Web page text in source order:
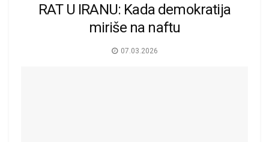
RAT U IRANU: Kada demokratija
miriše na naftu
07.03.2026